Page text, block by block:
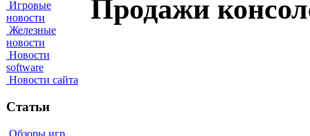
Игровые
новости
Железные
новости
Новости
software
Новости сайта
Статьи
Обзоры игр
Продажи